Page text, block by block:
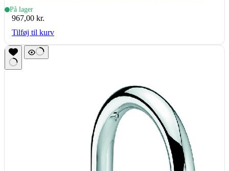
305mm, krom
På lager
967,00 kr.
Tilføj til kurv